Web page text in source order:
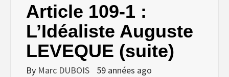
Article 109-1 :
L’Idéaliste Auguste
LEVEQUE (suite)
By Marc DUBOIS 59 années ago